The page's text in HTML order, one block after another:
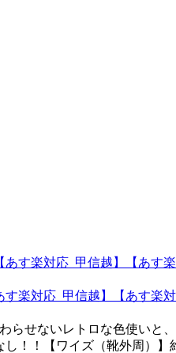
楽対応_甲信越】【あす楽
せないレトロな色使いと
！！【ワイズ（靴外周）